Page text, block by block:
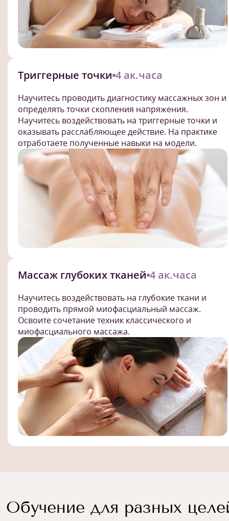
Триггерные точки 4 ак.часа
Научитесь проводить диагностику массажных зон и
определять точки скопления напряжения.
Научитесь воздействовать на триггерные точки и
оказывать расслабляющее действие. На практике
отработаете полученные навыки на модели.
Массаж глубоких тканей 4 ак.часа
Научитесь воздействовать на глубокие ткани и
проводить прямой миофасциальный массаж.
Освоите сочетание техник классического и
миофасциального массажа.
Обучение для разных